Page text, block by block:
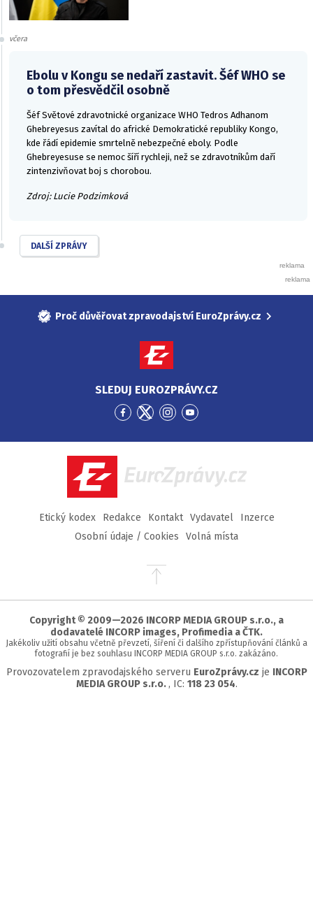
včera
Ebolu v Kongu se nedaří zastavit. Šéf WHO se
o tom přesvědčil osobně
Šéf Světové zdravotnické organizace WHO Tedros Adhanom
Ghebreyesus zavítal do africké Demokratické republiky Kongo,
kde řádí epidemie smrtelně nebezpečné eboly. Podle
Ghebreyesuse se nemoc šíří rychleji, než se zdravotníkům daří
zintenzivňovat boj s chorobou.
Zdroj: Lucie Podzimková
DALŠÍ ZPRÁVY
Proč důvěřovat zpravodajství EuroZprávy.cz
SLEDUJ EUROZPRÁVY.CZ
Přejít
Facebook
Přejít
Twitter
Přejít
Instagram
Přejít
YouTube
EuroZprávy.cz
Etický kodex Redakce Kontakt Vydavatel
Inzerce
Osobní údaje / Cookies
Volná místa
Přejít
stránky
Copyright © 2009—2026 INCORP MEDIA GROUP s.r.o., a
dodavatelé INCORP images, Profimedia a ČTK.
Jakékoliv užití obsahu včetně převzetí, šíření či dalšího zpřístupňování článků a
fotografií je bez souhlasu INCORP MEDIA GROUP s.r.o. zakázáno.
Provozovatelem zpravodajského serveru EuroZprávy.cz je INCORP
MEDIA GROUP s.r.o. , IC: 118 23 054.